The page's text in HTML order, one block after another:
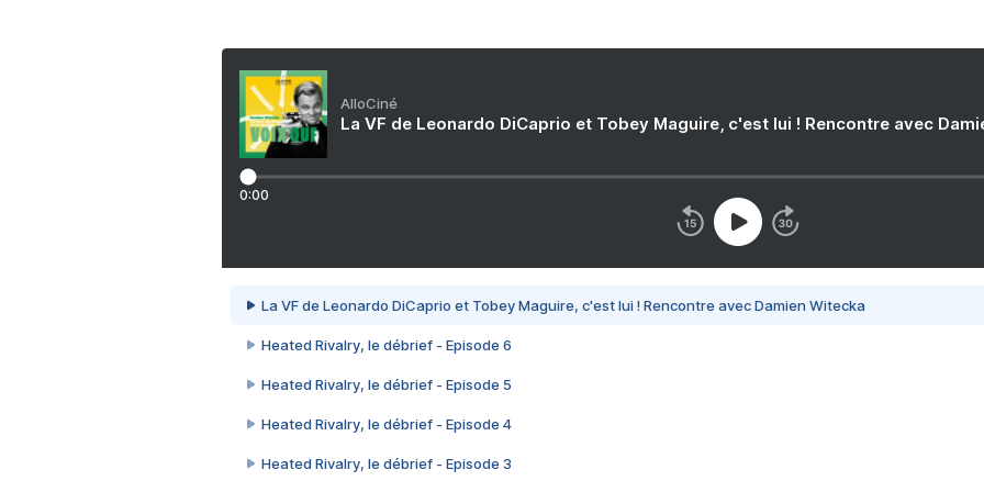
AlloCiné
La VF de Leonardo DiCaprio et Tobey Maguire, c'est lui ! Rencontre avec
0:00
La VF de Leonardo DiCaprio et Tobey Maguire, c'est lui ! Rencontre avec Damien Witecka
Heated Rivalry, le débrief - Episode 6
Heated Rivalry, le débrief - Episode 5
Heated Rivalry, le débrief - Episode 4
Heated Rivalry, le débrief - Episode 3